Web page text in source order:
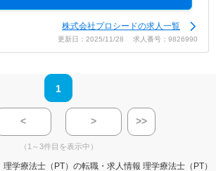
株式会社プロシードの求人一覧
更新日：2025/11/28 求人番号：9826990
1
< > >>
（1～3件目を表示中）
理学療法士（PT）の転職・求人情報 理学療法士（PT）